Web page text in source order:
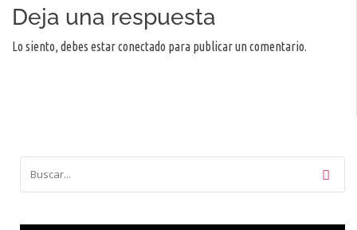
Deja una respuesta
Lo siento, debes estarconectado para publicar un comentario.